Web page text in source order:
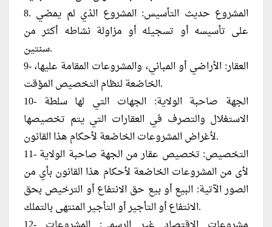
8. المشروع حديث التأسيس: المشروع الذي لم يمضي
على تأسيسه أو تسجيله أو مزاولة نشاطه أكثر من
سنتين.
9- العقار: الأراضي أو المباني، والمشروعات المقامة عليها،
الخاضعة لنظام التخصيص المؤقت.
10- الجهة صاحبة الولاية: الجهات التي لها سلطة
الاستغلال والتصرف في العقارات التي يتم تخصيصها
لأغراض المشروعات الخاضعة لأحكام هذا القانون.
11- التخصيص: تخصيص عقار من الجهة صاحبة الولاية
لأى من المشروعات الخاضعة لأحكام هذا القانون بأي من
الصور الآتية: البيع أو بيع حق الانتفاع أو الترخيص بحق
الانتفاع أو التأجير أو التأجير المنتهى بالتملك.